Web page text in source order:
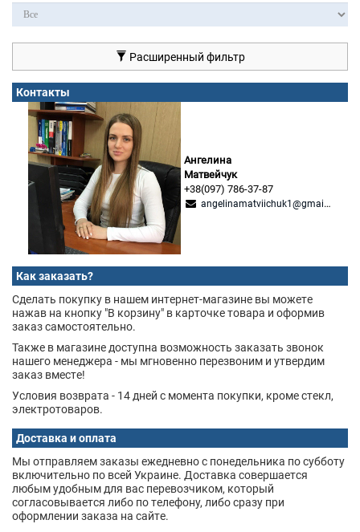
Расширенный фильтр
Контакты
Ангелина
Матвейчук
+38(097) 786-37-87
angelinamatviichuk1@gmail.com
Как заказать?
Сделать покупку в нашем интернет-магазине вы можете
нажав на кнопку "В корзину" в карточке товара и оформив
заказ самостоятельно.
Также в магазине доступна возможность заказать звонок
нашего менеджера - мы мгновенно перезвоним и утвердим
заказ вместе!
Условия возврата - 14 дней с момента покупки, кроме стекл,
электротоваров.
Доставка и оплата
Мы отправляем заказы ежедневно с понедельника по субботу
включительно по всей Украине. Доставка совершается
любым удобным для вас перевозчиком, который
согласовывается либо по телефону, либо сразу при
оформлении заказа на сайте.